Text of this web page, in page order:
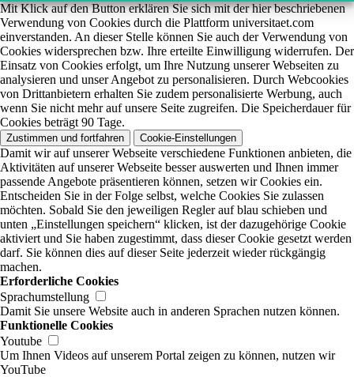
Mit Klick auf den Button erklären Sie sich mit der hier beschriebenen
Verwendung von Cookies durch die Plattform universitaet.com
einverstanden. An dieser Stelle können Sie auch der Verwendung von
Cookies widersprechen bzw. Ihre erteilte Einwilligung widerrufen. Der
Einsatz von Cookies erfolgt, um Ihre Nutzung unserer Webseiten zu
analysieren und unser Angebot zu personalisieren. Durch Webcookies
von Drittanbietern erhalten Sie zudem personalisierte Werbung, auch
wenn Sie nicht mehr auf unsere Seite zugreifen. Die Speicherdauer für
Cookies beträgt 90 Tage.
Zustimmen und fortfahren Cookie-Einstellungen
Damit wir auf unserer Webseite verschiedene Funktionen anbieten, die
Aktivitäten auf unserer Webseite besser auswerten und Ihnen immer
passende Angebote präsentieren können, setzen wir Cookies ein.
Entscheiden Sie in der Folge selbst, welche Cookies Sie zulassen
möchten. Sobald Sie den jeweiligen Regler auf blau schieben und
unten „Einstellungen speichern“ klicken, ist der dazugehörige Cookie
aktiviert und Sie haben zugestimmt, dass dieser Cookie gesetzt werden
darf. Sie können dies auf dieser Seite jederzeit wieder rückgängig
machen.
Erforderliche Cookies
Sprachumstellung
Damit Sie unsere Website auch in anderen Sprachen nutzen können.
Funktionelle Cookies
Youtube
Um Ihnen Videos auf unserem Portal zeigen zu können, nutzen wir
YouTube